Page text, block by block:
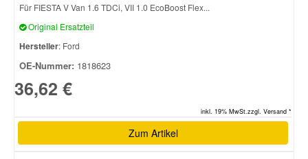
Für FIESTA V Van 1.6 TDCi, VII 1.0 EcoBoost Flex...
Original Ersatzteil
Hersteller: Ford
OE-Nummer: 1818623
36,62 €
inkl. 19% MwSt.zzgl. Versand *
Zum Artikel